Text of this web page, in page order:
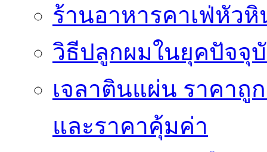
ร้านอาหารคาเฟ่หัว
วิธีปลูกผมในยุคปัจจุ
เจลาตินแผ่น ราคาถู
และราคาคุ้มค่า